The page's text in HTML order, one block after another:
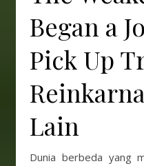
Began a
Pick Up
Lain
Dunia berbeda yang